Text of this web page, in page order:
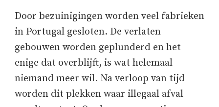
Door bezuinigingen worden veel fabrieken
in Portugal gesloten. De verlaten
gebouwen worden geplunderd en het
enige dat overblijft, is wat helemaal
niemand meer wil. Na verloop van tijd
worden dit plekken waar illegaal afval